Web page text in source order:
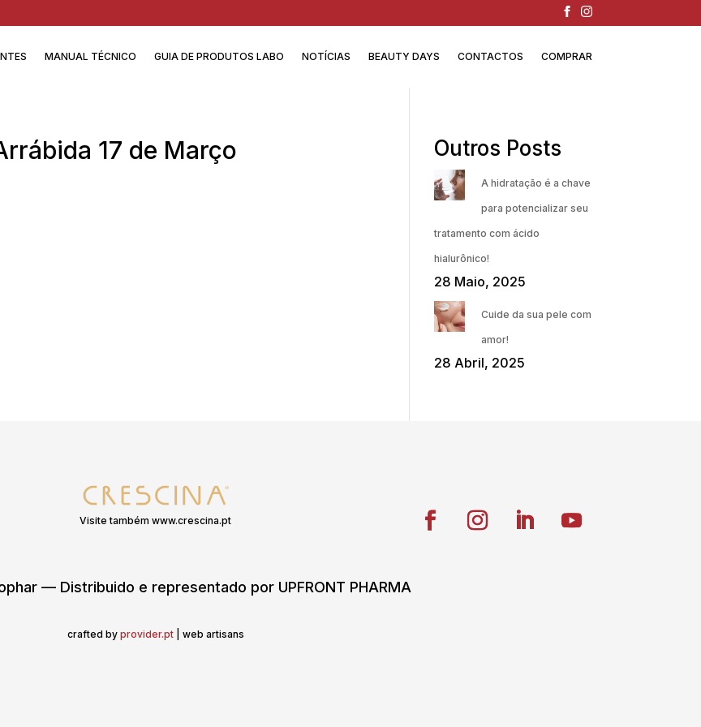
MANUAL TÉCNICO GUIA DE PRODUTOS LABO NOTÍCIAS BEAUTY DAYS CONTACTOS COMPRAR
17 de Março Outros Posts
A hidratação é a chave
para potencializar seu
tratamento com ácido
hialurônico!
28 Maio, 2025
Cuide da sua pele com
amor!
28 Abril, 2025
Visite também www.crescina.pt
— Distribuido e representado por UPFRONT PHARMA
crafted by provider.pt | web artisans